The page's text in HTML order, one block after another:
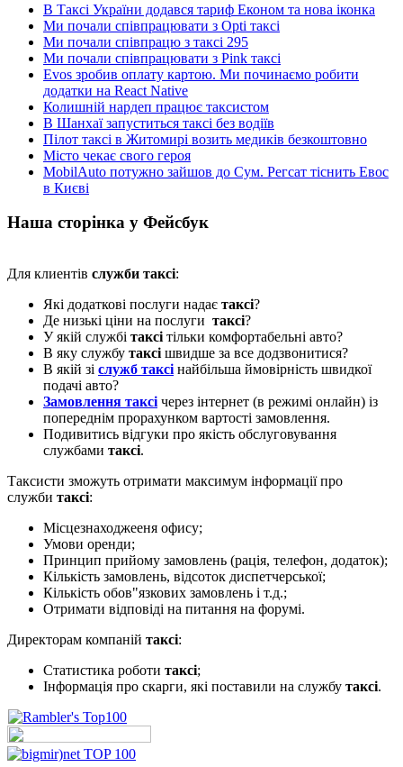
В Таксі України додався тариф Економ та нова іконка
Ми почали співпрацювати з Opti таксі
Ми почали співпрацю з таксі 295
Ми почали співпрацювати з Pink таксі
Evos зробив оплату картою. Ми починаємо робити
додатки на React Native
Колишній нардеп працює таксистом
В Шанхаї запуститься таксі без водіїв
Пілот таксі в Житомирі возить медиків безкоштовно
Місто чекає свого героя
MobilAuto потужно зайшов до Сум. Регсат тіснить Евос
в Києві
Наша сторінка у Фейсбук
Для клиентів служби таксі:
Які додаткові послуги надає таксі?
Де низькі ціни на послуги таксі?
У якій службі таксі тільки комфортабельні авто?
В яку службу таксі швидше за все додзвонитися?
В якій зі служб таксі найбільша ймовірність швидкої
подачі авто?
Замовлення таксі через інтернет (в режимі онлайн) із
попереднім прорахунком вартості замовлення.
Подивитись відгуки про якість обслуговування
службами таксі.
Таксисти зможуть отримати максимум інформації про
служби таксі:
Місцезнаходжееня офису;
Умови оренди;
Принцип прийому замовлень (рація, телефон, додаток);
Кількість замовлень, відсоток диспетчерської;
Кількість обов"язкових замовлень і т.д.;
Отримати відповіді на питання на форумі.
Директорам компаній таксі:
Статистика роботи таксі;
Інформація про скарги, які поставили на службу таксі.